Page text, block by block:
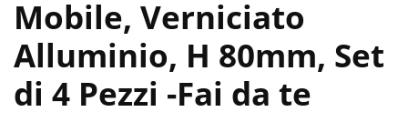
Mobile, Verniciato
Alluminio, H 80mm, Set
di 4 Pezzi -Fai da te